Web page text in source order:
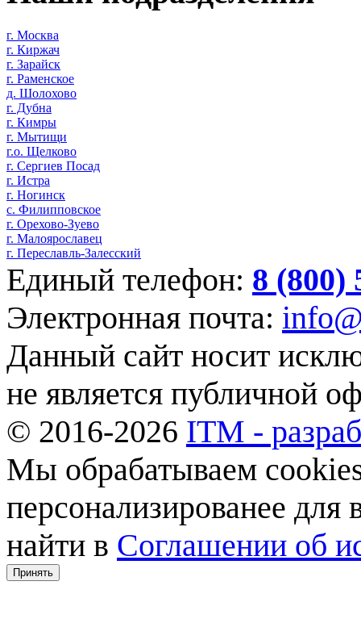
г. Москва
г. Киржач
г. Зарайск
г. Раменское
д. Шолохово
г. Дубна
г. Кимры
г. Мытищи
г.о. Щелково
г. Сергиев Посад
г. Истра
г. Ногинск
с. Филипповское
г. Орехово-Зуево
г. Малоярославец
г. Переславль-Залесский
Единый телефон: 8 (800)
Электронная почта:
Данный сайт носит
не является публичной
© 2016-2026 ITM -
Мы обрабатываем
персонализированее
найти в Соглашении об
Принять